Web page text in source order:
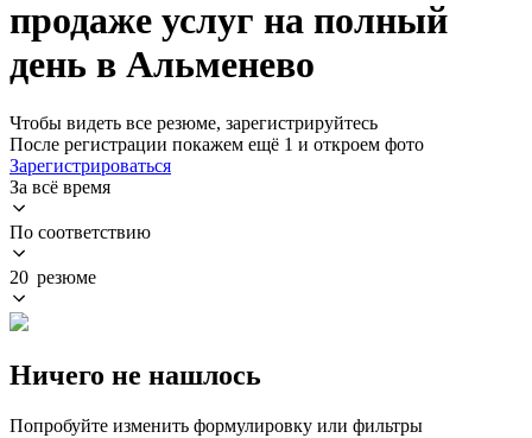
продаже услуг на полный
день в Альменево
Чтобы видеть все резюме, зарегистрируйтесь
После регистрации покажем ещё 1 и откроем фото
Зарегистрироваться
За всё время
По соответствию
20 резюме
Ничего не нашлось
Попробуйте изменить формулировку или фильтры